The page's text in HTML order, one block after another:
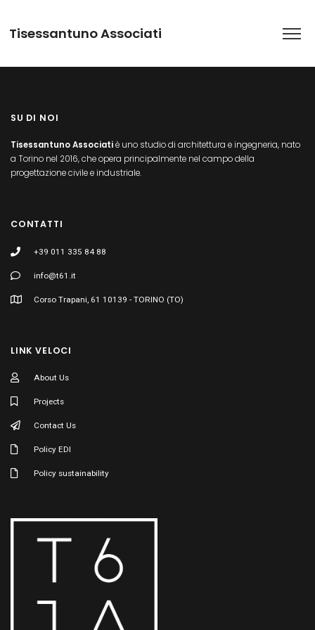
Tisessantuno Associati
SU DI NOI
Tisessantuno Associatiè uno studio di architettura e ingegneria, nato
a Torino nel 2016, che opera principalmente nel campo della
progettazione civile e industriale.
CONTATTI
+39 011 335 84 88
info@t61.it
Corso Trapani, 61 10139 - TORINO (TO)
LINK VELOCI
About Us
Projects
Contact Us
Policy EDI
Policy sustainability